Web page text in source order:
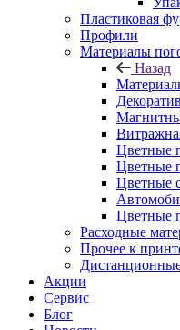
Пластиковая
Профили
Материалы
Назад
Цветные
Цветные
Цветные
Цветные
Расходные
Прочее к
Акции
Сервис
Блог